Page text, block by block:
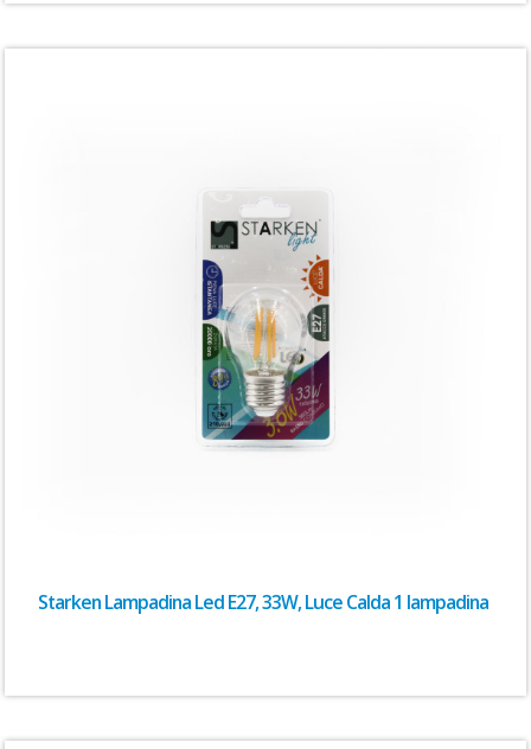
Starken Lampadina Led E27, 33W, Luce Calda 1 lampadina